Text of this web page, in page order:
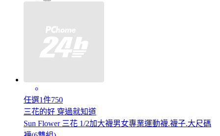
任選1件750
三花的好 穿過就知道
Sun Flower 三花 1/2加大襪男女專業運動襪.襪子.大尺碼